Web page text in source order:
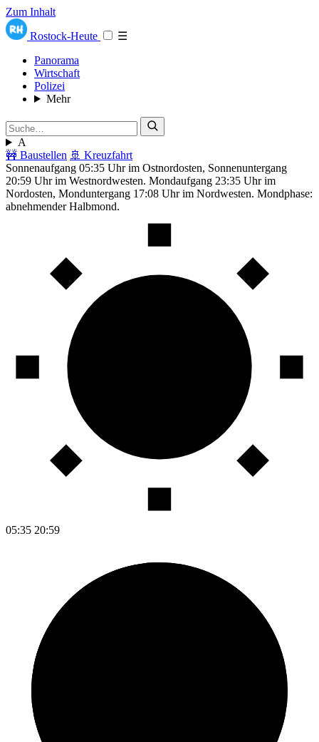
Zum Inhalt
Rostock-Heute
☰
Panorama
Wirtschaft
Polizei
Mehr
A
🚧 Baustellen 🚢 Kreuzfahrt
Sonnenaufgang 05:35 Uhr im Ostnordosten, Sonnenuntergang
20:59 Uhr im Westnordwesten. Mondaufgang 23:35 Uhr im
Nordosten, Monduntergang 17:08 Uhr im Nordwesten. Mondphase:
abnehmender Halbmond.
05:35 20:59